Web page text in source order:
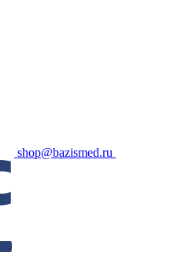
shop@bazismed.ru